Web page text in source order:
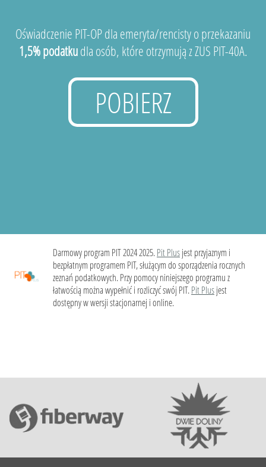
Oświadczenie PIT-OP dla emeryta/rencisty o przekazaniu
1,5% podatkudla osób, które otrzymują z ZUS PIT-40A.
POBIERZ
Darmowy program PIT 2024 2025.Pit Plusjest przyjaznym i
bezpłatnym programem PIT, służącym do sporządzenia rocznych
zeznań podatkowych. Przy pomocy niniejszego programu z
łatwością można wypełnić i rozliczyć swój PIT.Pit Plusjest
dostępny w wersji stacjonarnej i online.